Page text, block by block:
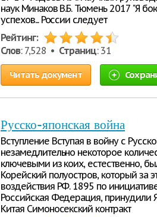
наук Минаков В.Б. Тюмень 2017 "Я
успехов... России следует
Рейтинг:
Слов: 7,528 • Страниц: 31
Читать документ
Русско-японская война
Вступление Вступая в войну с
незамедлительно некоторое
ключевыми из коих, естественно,
Корейский полуостров, который за
воздействия РФ. 1895 по
Российская Федерация, принудили
Китая Симоносекский контракт